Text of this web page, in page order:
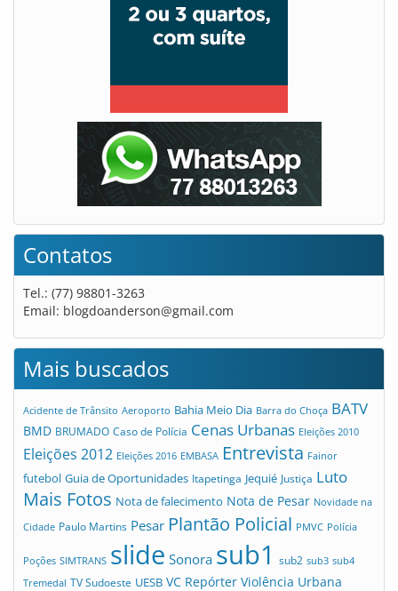
Contatos
Tel.: (77) 98801-3263
Email: blogdoanderson@gmail.com
Mais buscados
Acidente de Trânsito Aeroporto Bahia Meio Dia Barra do Choça BATV
BMD BRUMADO Caso de Polícia Cenas Urbanas Eleições 2010
Eleições 2012 Eleições 2016 EMBASA Entrevista Fainor
futebol Guia de Oportunidades Itapetinga Jequié Justiça Luto
Mais Fotos Nota de falecimento Nota de Pesar Novidade na
Cidade Paulo Martins Pesar Plantão Policial PMVC Polícia
Poções SIMTRANS slide Sonora sub1 sub2 sub3 sub4
Tremedal TV Sudoeste UESB VC Repórter Violência Urbana